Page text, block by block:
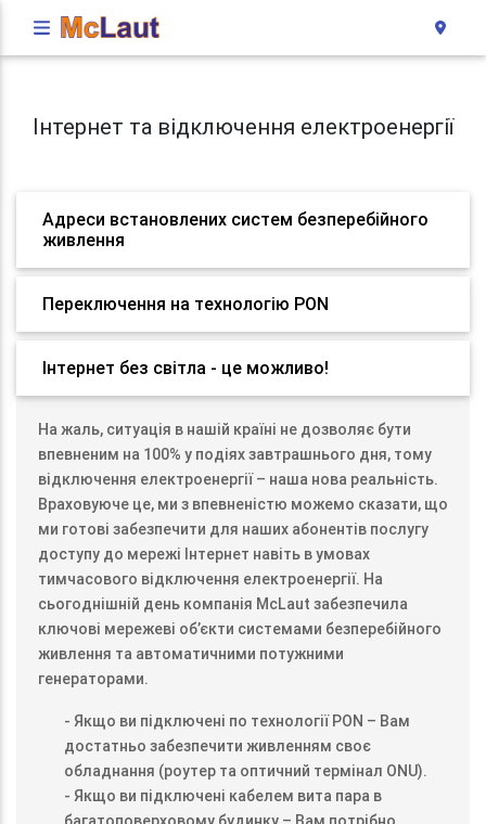
Інтернет та відключення електроенергії
Адреси встановлених систем безперебійного
живлення
Переключення на технологію PON
Інтернет без світла - це можливо!
На жаль, ситуація в нашій країні не дозволяє бути
впевненим на 100% у подіях завтрашнього дня, тому
відключення електроенергії – наша нова реальність.
Враховуюче це, ми з впевненістю можемо сказати, що
ми готові забезпечити для наших абонентів послугу
доступу до мережі Інтернет навіть в умовах
тимчасового відключення електроенергії. На
сьогоднішній день компанія McLaut забезпечила
ключові мережеві об’єкти системами безперебійного
живлення та автоматичними потужними
генераторами.
- Якщо ви підключені по технології PON – Вам
достатньо забезпечити живленням своє
обладнання (роутер та оптичний термінал ONU).
- Якщо ви підключені кабелем вита пара в